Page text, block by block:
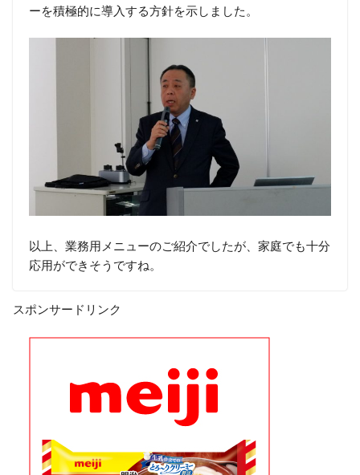
ーを積極的に導入する方針を示しました。
以上、業務用メニューのご紹介でしたが、家庭でも十分
応用ができそうですね。
スポンサードリンク